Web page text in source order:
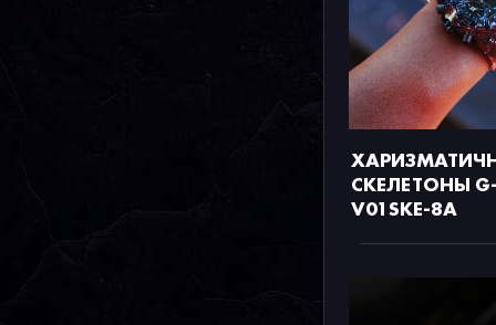
СКЕЛЕТОНЫ G-
V01SKE-8A